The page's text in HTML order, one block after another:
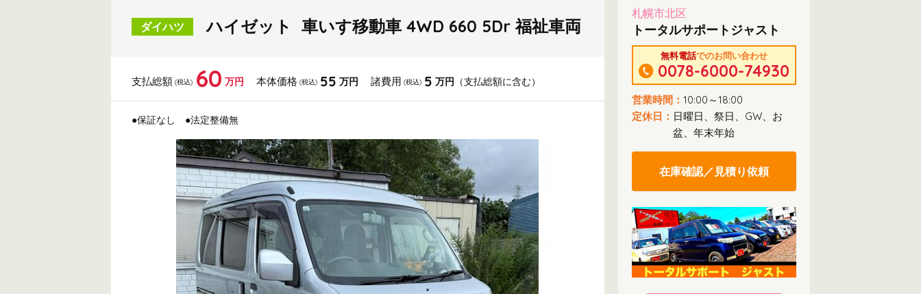
ダイハツ ハイゼット 車いす移動車 4WD 660 5Dr 福祉車両
支払総額 (税込) 60 万円 本体価格 (税込) 55 万円 諸費用 (税込) 5 万円 （支払総額に含む）
●保証なし ●法定整備無
札幌市北区
トータルサポートジャスト
無料電話でのお問い合わせ
0078-6000-74930
営業時間： 10:00～18:00
定休日： 日曜日、祭日、GW、お
盆、年末年始
在庫確認／見積り依頼